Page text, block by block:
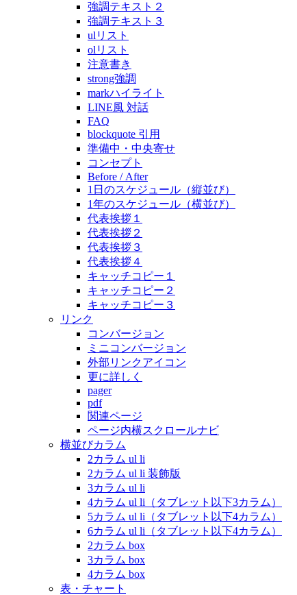
強調テキスト２
強調テキスト３
ulリスト
olリスト
注意書き
strong強調
markハイライト
LINE風 対話
FAQ
blockquote 引用
準備中・中央寄せ
コンセプト
Before / After
1日のスケジュール（縦並び）
1年のスケジュール（横並び）
代表挨拶１
代表挨拶２
代表挨拶３
代表挨拶４
キャッチコピー１
キャッチコピー２
キャッチコピー３
リンク
コンバージョン
ミニコンバージョン
外部リンクアイコン
更に詳しく
pager
pdf
関連ページ
ページ内横スクロールナビ
横並びカラム
2カラム ul li
2カラム ul li 装飾版
3カラム ul li
4カラム ul li（タブレット以下3カラム）
5カラム ul li（タブレット以下4カラム）
6カラム ul li（タブレット以下4カラム）
2カラム box
3カラム box
4カラム box
表・チャート